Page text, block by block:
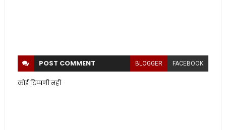
POST COMMENT BLOGGER FACEBOOK
कोई टिप्पणी नहीं